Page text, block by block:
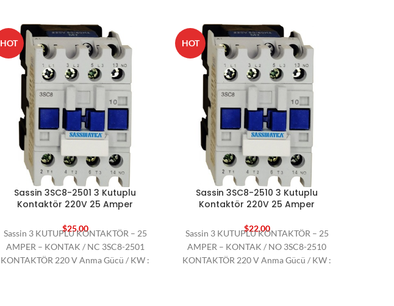
HOT
Sassin 3SC8-2501 3 Kutuplu
Kontaktör 220V 25 Amper
$25,00
Sassin 3 KUTUPLU KONTAKTÖR – 25
AMPER – KONTAK / NC 3SC8-2501
KONTAKTÖR 220 V Anma Gücü / KW :
HOT
Sassin 3SC8-2510 3 Kutuplu
Kontaktör 220V 25 Amper
$22,00
Sassin 3 KUTUPLU KONTAKTÖR – 25
AMPER – KONTAK / NO 3SC8-2510
KONTAKTÖR 220 V Anma Gücü / KW :